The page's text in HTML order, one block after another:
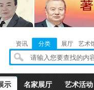
资讯 分类 展厅 艺术
示 名家展厅 艺术活动